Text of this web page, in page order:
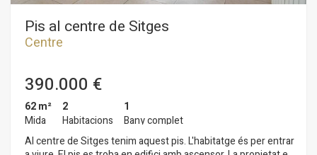
Pis al centre de Sitges
Centre
390.000 €
62 m²
Mida
2
Habitacions
1
Bany complet
Al centre de Sitges tenim aquest pis. L'habitatge és per entrar